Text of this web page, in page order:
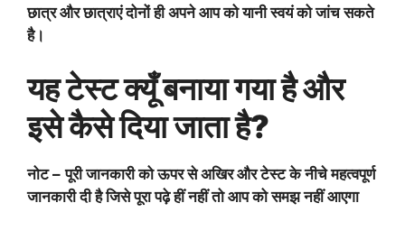
छात्र और छात्राएं दोनों ही अपने आप को यानी स्वयं को जांच सकते
है।
यह टेस्ट क्यूँ बनाया गया है और
इसे कैसे दिया जाता है?
नोट – पूरी जानकारी को ऊपर से अखिर और टेस्ट के नीचे महत्वपूर्ण
जानकारी दी है जिसे पूरा पढ़े हीं नहीं तो आप को समझ नहीं आएगा